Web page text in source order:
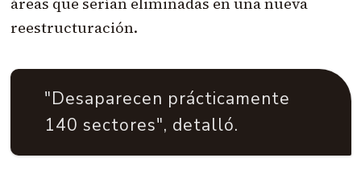
reestructuración.
"Desaparecen prácticamente
140 sectores", detalló.